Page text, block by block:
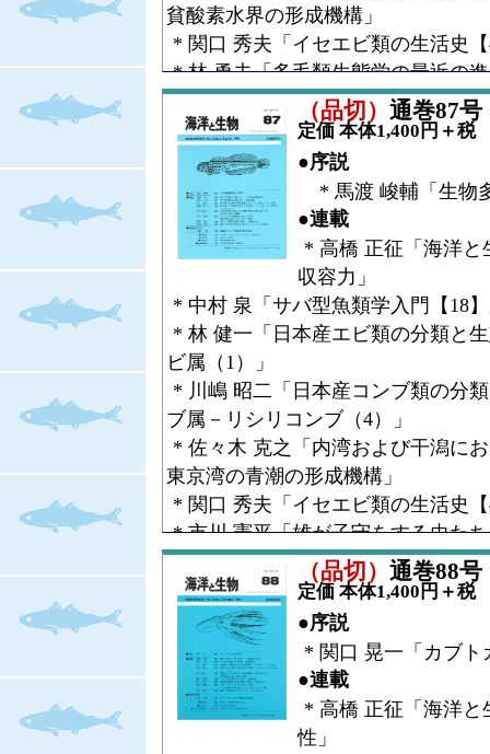
貧酸素水界の形成機構」
* 関口 秀夫「イセエビ類の生活史
* 林 勇夫「多毛類生態学の最近の
* 市川 憲平「雄が子守をする虫た
（1）」
* 井上 貴央「ニホンアシカの復元
復元にむけて」
●コラム
* 山下 欣二「宮島だより【6】痴魚
●Research Article
* 和田 恵次「チコガニにおけるな
* 三枝 誠行「甲殻類幼生の孵化リ
（品切） 通巻87号
定価 本体1,400円＋税
●序説
* 馬渡 峻輔「生物
●連載
* 高橋 正征「海洋と
収容力」
* 中村 泉「サバ型魚類学入門【18
* 林 健一「日本産エビ類の分類と
ビ属（1）」
* 川嶋 昭二「日本産コンブ類の分
ブ属－リシリコンブ（4）」
* 佐々木 克之「内湾および干潟に
東京湾の青潮の形成機構」
* 関口 秀夫「イセエビ類の生活史
* 市川 憲平「雄が子守をする虫た
（2）」
* 井上 貴央「ニホンアシカの復元
いるニホンアシカ標本」
●コラム
* 山下 欣二「宮島だより【7】タ
●研究所めぐり
* 中根 徹「［研究所めぐり］
（品切） 通巻88号
定価 本体1,400円＋税
●序説
* 関口 晃一「カブト
●連載
* 高橋 正征「海洋と
性」